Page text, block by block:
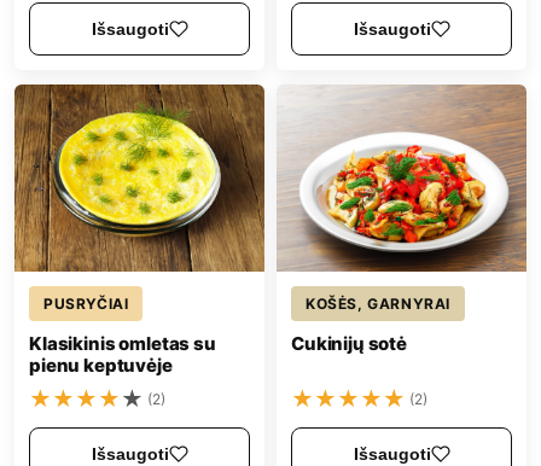
Išsaugoti Išsaugoti
PUSRYČIAI
Klasikinis omletas su
pienu keptuvėje
★★★★★ (2)
Išsaugoti
KOŠĖS, GARNYRAI
Cukinijų sotė
★★★★★ (2)
Išsaugoti